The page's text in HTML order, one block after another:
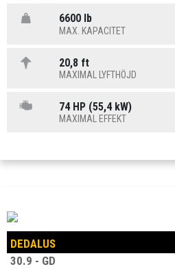
6600 lb
MAX. KAPACITET
20,8 ft
MAXIMAL LYFTHÖJD
74 HP (55,4 kW)
MAXIMAL EFFEKT
DEDALUS
30.9 - GD